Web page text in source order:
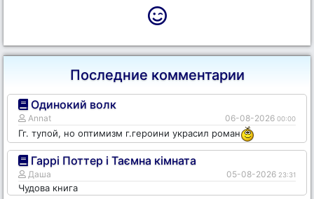
Последние комментарии
Одинокий волк
Annat 06-08-2026 00:00
Гг. тупой, но оптимизм г.героини украсил роман
Гаррі Поттер і Таємна кімната
Даша 05-08-2026 23:31
Чудова книга